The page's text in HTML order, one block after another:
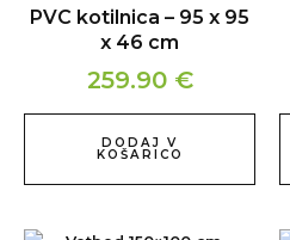
PVC kotilnica – 95 x 95
x 46 cm
259.90 €
DODAJ V
KOŠARICO